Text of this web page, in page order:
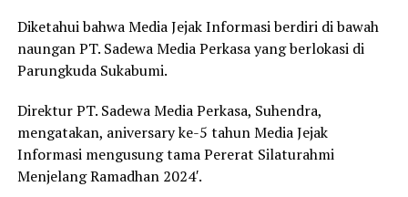
Diketahui bahwa Media Jejak Informasi berdiri di bawah
naungan PT. Sadewa Media Perkasa yang berlokasi di
Parungkuda Sukabumi.
Direktur PT. Sadewa Media Perkasa, Suhendra,
mengatakan, aniversary ke-5 tahun Media Jejak
Informasi mengusung tama Pererat Silaturahmi
Menjelang Ramadhan 2024′.